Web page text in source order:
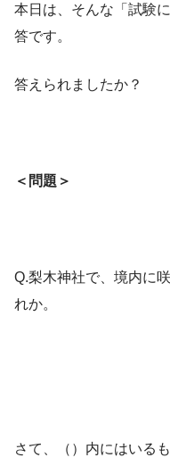
本日は、そんな「試験
答です。
答えられましたか？
＜問題＞
Q.梨木神社で、境内に
れか。
さて、（）内にはいる